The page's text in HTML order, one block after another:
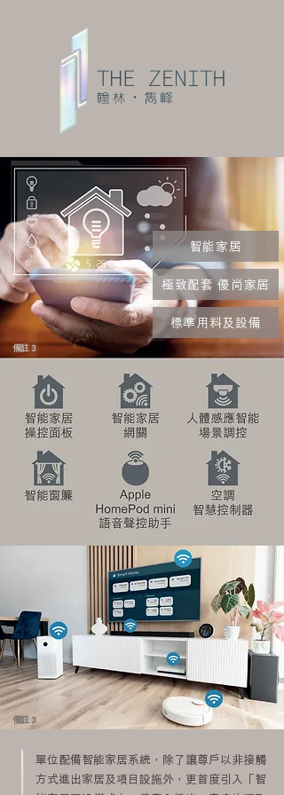
備註 3
備註 3
智能家居
極致配套 優尚家居
標準用料及設備
單位配備智能家居系統，除了讓尊戶以非接觸
方式進出家居及項目設施外，更首度引入「智